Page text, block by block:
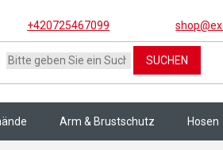
+420725467099
SUCHEN
Arm & Brustschutz Hosen